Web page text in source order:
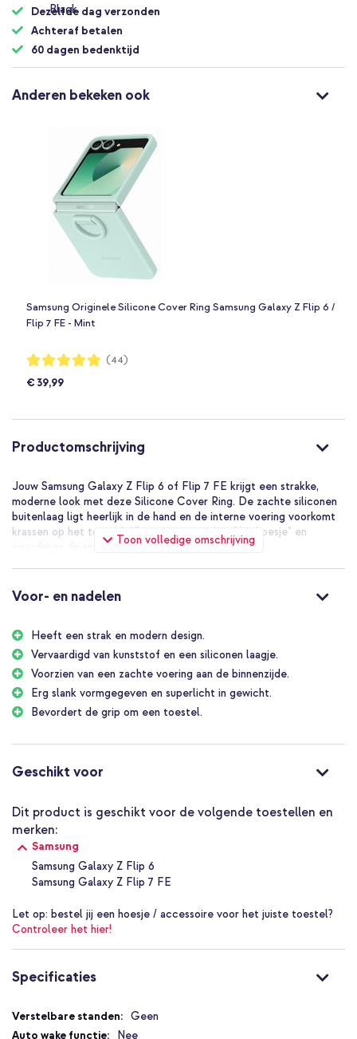
Dezelfde dag verzonden
Achteraf betalen
60 dagen bedenktijd
Anderen bekeken ook
Samsung Originele Silicone Cover Ring Samsung Galaxy Z Flip 6 /
Flip 7 FE - Mint
Waardering:
97%
(44)
€ 39,99
Productomschrijving
Toon volledige omschrijving
Jouw Samsung Galaxy Z Flip 6 of Flip 7 FE krijgt een strakke,
moderne look met deze Silicone Cover Ring. De zachte siliconen
buitenlaag ligt heerlijk in de hand en de interne voering voorkomt
krassen op het toestel. Klanten noemen het "fijn hoesje" en
waarderen de snelle levering en topkwaliteit.
De voordelen van de Samsung
Originele Silicone Cover Ring:
Strak en modern design geeft je toestel een elegante
uitstraling
Origineel Samsung product
Zachte siliconenlaag voelt comfortabel aan en vermindert
uitglijden
Ingebouwde ring geeft extra grip en maakt bediening met één
Erg slank en superlicht zodat het toestel gemakkelijk in je zak
past
Zacht TPU zorgt voor een soepele pasvorm zonder extra
volume toe te voegen
Inclusief 1 jaar garantie
Wanneer de Samsung Originele
Silicone Cover Ring perfect is voor
jou
Perfect voor wie een minimalistische, nette uitstraling zoekt en
tegelijk meer grip wil tijdens gebruik; ideaal voor dagelijks gebruik
Voor- en nadelen
Heeft een strak en modern design.
Vervaardigd van kunststof en een siliconen laagje.
Voorzien van een zachte voering aan de binnenzijde.
Erg slank vormgegeven en superlicht in gewicht.
Bevordert de grip om een toestel.
Geschikt voor
Dit product is geschikt voor de volgende toestellen en
merken:
Samsung
Samsung Galaxy Z Flip 6
Samsung Galaxy Z Flip 7 FE
Let op: bestel jij een hoesje / accessoire voor het juiste toestel?
Controleer het hier!
Specificaties
Specificaties
Geen
Nee